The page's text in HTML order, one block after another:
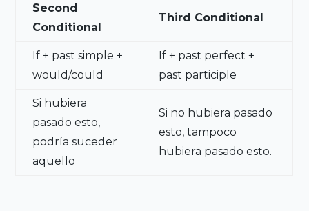
Second
Conditional
Third Conditional
If + past simple +
would/could
If + past perfect +
past participle
Si hubiera
pasado esto,
podría suceder
aquello
Si no hubiera pasado
esto, tampoco
hubiera pasado esto.